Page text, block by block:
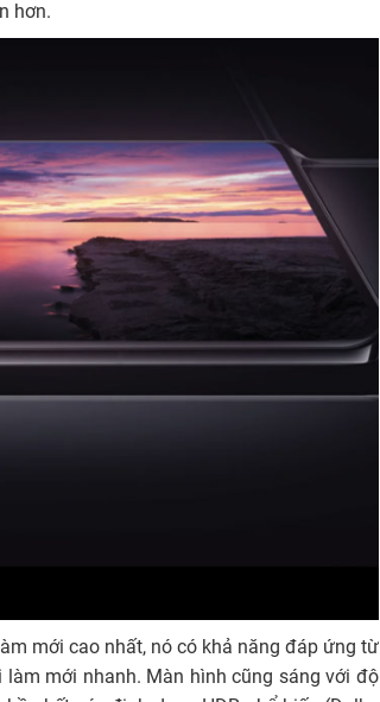
được coi là cái tên xứng tầm với flagship
mẫu điện thoại đầu tiên ra mắt có kết